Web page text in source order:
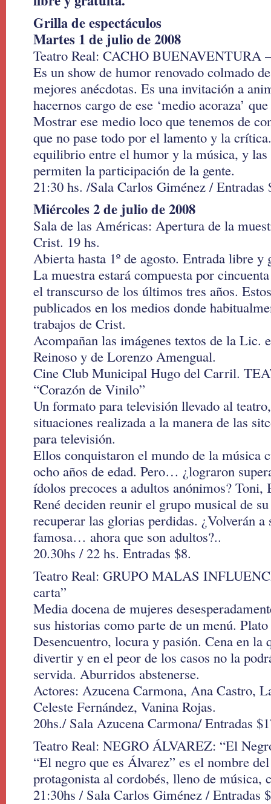
Grilla de espectáculos
Martes 1 de julio de 2008
Teatro Real: CACHO BUENAVENTURA
Es un show de humor renovado colmado
mejores anécdotas. Es una invitación a
hacernos cargo de ese ‘medio acoraza’
Mostrar ese medio loco que tenemos de
que no pase todo por el lamento y la
equilibrio entre el humor y la música, y las
permiten la participación de la gente.
21:30 hs. /Sala Carlos Giménez / Entradas
Miércoles 2 de julio de 2008
Sala de las Américas: Apertura de la
Crist. 19 hs.
Abierta hasta 1º de agosto. Entrada libre y
La muestra estará compuesta por
el transcurso de los últimos tres años.
publicados en los medios donde
trabajos de Crist.
Acompañan las imágenes textos de la Lic.
Reinoso y de Lorenzo Amengual.
Cine Club Municipal Hugo del Carril.
“Corazón de Vinilo”
Un formato para televisión llevado al
situaciones realizada a la manera de las
para televisión.
Ellos conquistaron el mundo de la música
ocho años de edad. Pero… ¿lograron
ídolos precoces a adultos anónimos?
René deciden reunir el grupo musical de
recuperar las glorias perdidas. ¿Volverán
famosa… ahora que son adultos?..
20.30hs / 22 hs. Entradas $8.
Teatro Real: GRUPO MALAS
carta”
Media docena de mujeres
sus historias como parte de un menú.
Desencuentro, locura y pasión. Cena en la
divertir y en el peor de los casos no la
servida. Aburridos abstenerse.
Actores: Azucena Carmona, Ana Castro,
Celeste Fernández, Vanina Rojas.
20hs./ Sala Azucena Carmona/ Entradas
Teatro Real: NEGRO ÁLVAREZ: “El
“El negro que es Álvarez” es el nombre
protagonista al cordobés, lleno de música,
21:30hs / Sala Carlos Giménez / Entradas